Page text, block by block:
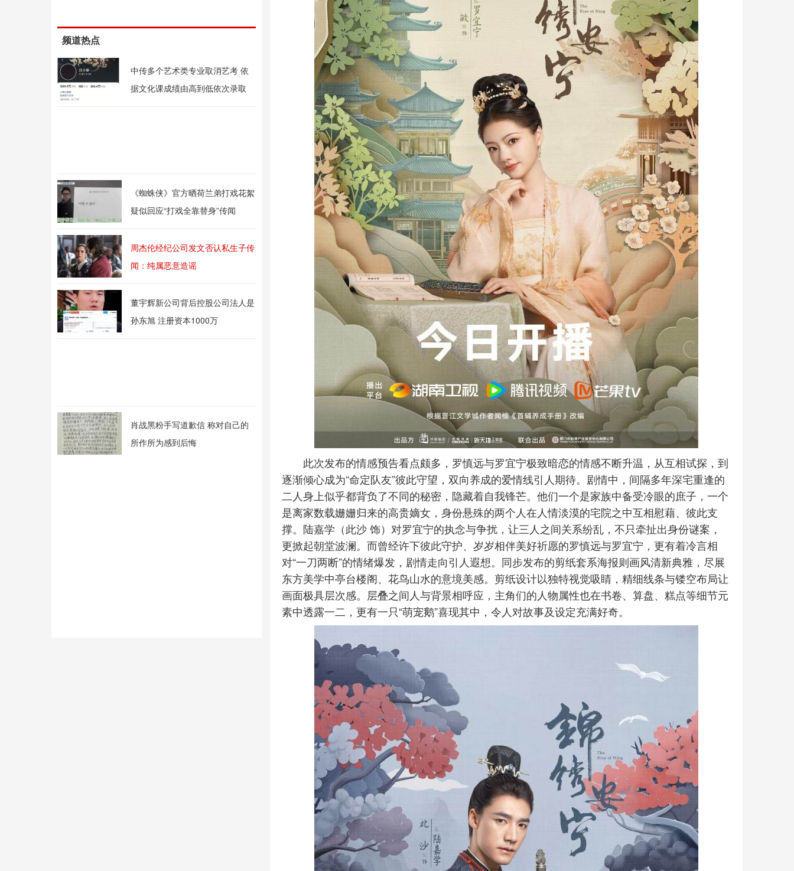
频道热点
中传多个艺术类专业取消艺考 依
据文化课成绩由高到低依次录取
《蜘蛛侠》官方晒荷兰弟打戏花絮
疑似回应“打戏全靠替身”传闻
周杰伦经纪公司发文否认私生子传
闻：纯属恶意造谣
董宇辉新公司背后控股公司法人是
孙东旭 注册资本1000万
肖战黑粉手写道歉信 称对自己的
所作所为感到后悔
此次发布的情感预告看点颇多，罗慎远与罗宜宁极致暗恋的情感不断升温，从互相试探，到
逐渐倾心成为“命定队友”彼此守望，双向养成的爱情线引人期待。剧情中，间隔多年深宅重逢的
二人身上似乎都背负了不同的秘密，隐藏着自我锋芒。他们一个是家族中备受冷眼的庶子，一个
是离家数载姗姗归来的高贵嫡女，身份悬殊的两个人在人情淡漠的宅院之中互相慰藉、彼此支
撑。陆嘉学（此沙 饰）对罗宜宁的执念与争扰，让三人之间关系纷乱，不只牵扯出身份谜案，
更掀起朝堂波澜。而曾经许下彼此守护、岁岁相伴美好祈愿的罗慎远与罗宜宁，更有着冷言相
对“一刀两断”的情绪爆发，剧情走向引人遐想。同步发布的剪纸套系海报则画风清新典雅，尽展
东方美学中亭台楼阁、花鸟山水的意境美感。剪纸设计以独特视觉吸睛，精细线条与镂空布局让
画面极具层次感。层叠之间人与背景相呼应，主角们的人物属性也在书卷、算盘、糕点等细节元
素中透露一二，更有一只“萌宠鹅”喜现其中，令人对故事及设定充满好奇。